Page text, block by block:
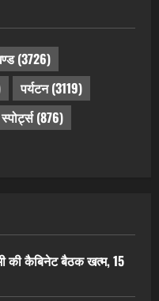
(3726)
पर्यटन(3119)
स्पोर्ट्स(876)
की कैबिनेट बैठक खत्म, 15